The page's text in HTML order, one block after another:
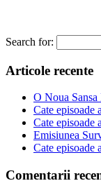
Search for:
Articole recente
O Noua
Cate episoade
Cate episoade
Emisiunea
Cate episoade
Comentarii